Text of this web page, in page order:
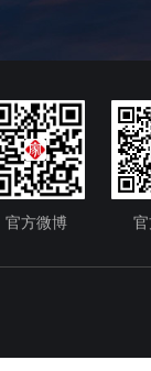
官方微博